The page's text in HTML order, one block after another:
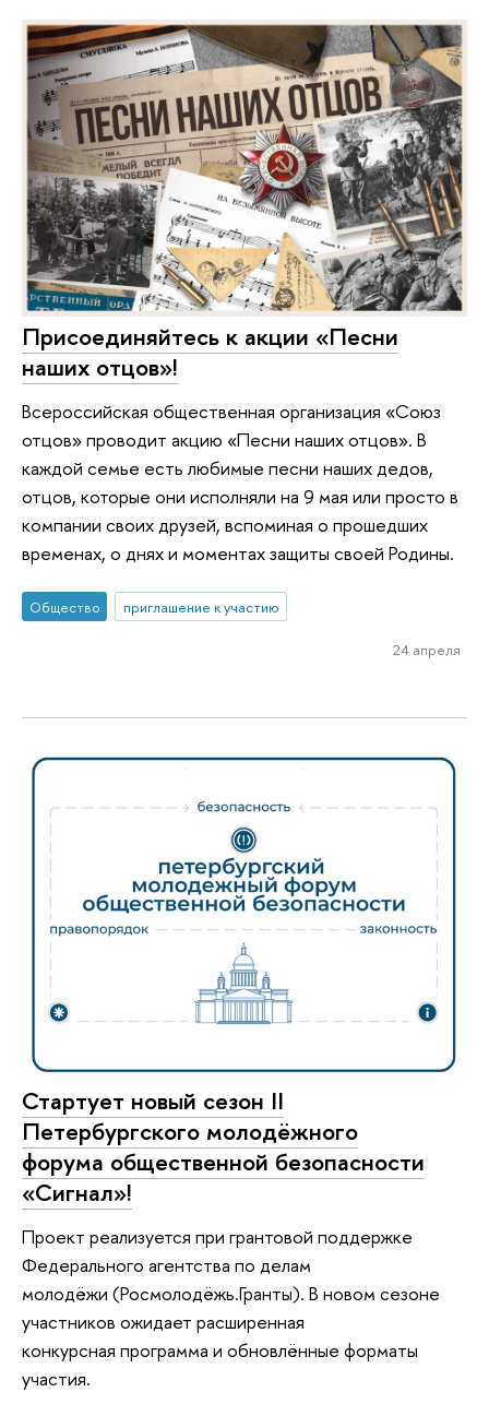
Присоединяйтесь к акции «Песни
наших отцов»!
Всероссийская общественная организация «Союз
отцов» проводит акцию «Песни наших отцов». В
каждой семье есть любимые песни наших дедов,
отцов, которые они исполняли на 9 мая или просто в
компании своих друзей, вспоминая о прошедших
временах, о днях и моментах защиты своей Родины.
Общество приглашение к участию
24 апреля
Стартует новый сезон II
Петербургского молодёжного
форума общественной безопасности
«Сигнал»!
Проект реализуется при грантовой поддержке
Федерального агентства по делам
молодёжи (Росмолодёжь.Гранты). В новом сезоне
участников ожидает расширенная
конкурсная программа и обновлённые форматы
участия.